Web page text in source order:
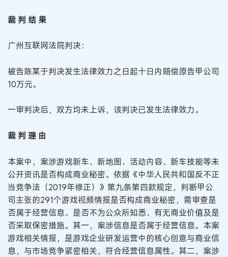
裁 判 结 果
广州互联网法院判决：
被告陈某于判决发生法律效力之日起十日内赔偿原告甲公司
10万元。
一审判决后，双方均未上诉，该判决已发生法律效力。
裁 判 理 由
本案中，案涉游戏新车、新地图、活动内容、新车技能等未
公开资讯是否构成商业秘密。依据《中华人民共和国反不正
当竞争法（2019年修正）》第九条第四款规定，判断甲公
司主张的291个游戏视频情报是否构成商业秘密，需审查是
否属于经营信息、是否不为公众所知悉、有无商业价值及是
否采取保密措施。其一，案涉信息是否属于经营信息。本案
游戏相关情报，是游戏企业研发运营中的核心创意与商业信
息，与市场竞争紧密相关，符合经营信息属性。其二，案涉